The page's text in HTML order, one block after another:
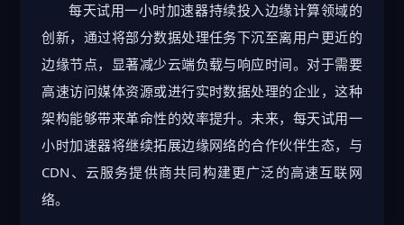
每天试用一小时加速器持续投入边缘计算领域的
创新，通过将部分数据处理任务下沉至离用户更近的
边缘节点，显著减少云端负载与响应时间。对于需要
高速访问媒体资源或进行实时数据处理的企业，这种
架构能够带来革命性的效率提升。未来，每天试用一
小时加速器将继续拓展边缘网络的合作伙伴生态，与
CDN、云服务提供商共同构建更广泛的高速互联网
络。